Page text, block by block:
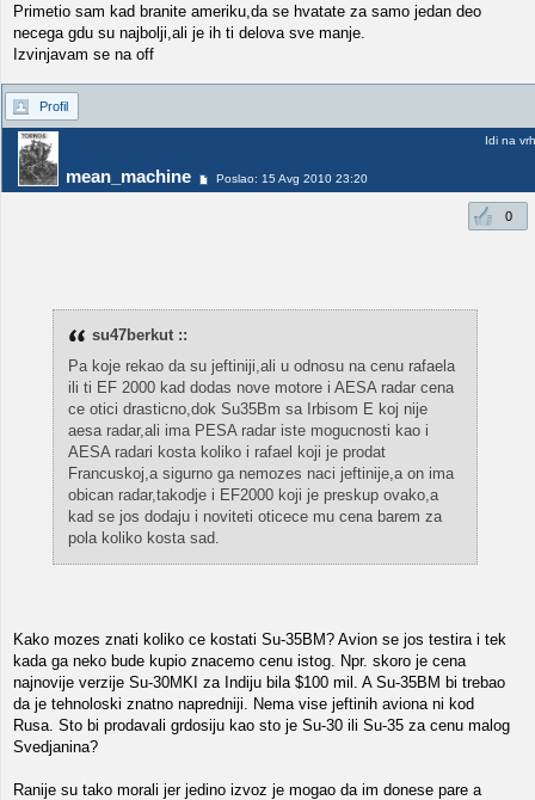
Primetio sam kad branite ameriku,da se hvatate za samo jedan deo
necega gdu su najbolji,ali je ih ti delova sve manje.
Izvinjavam se na off
Profil
mean_machine Poslao: 15 Avg 2010 23:20
Idi na vrh
0
su47berkut ::
Pa koje rekao da su jeftiniji,ali u odnosu na cenu rafaela
ili ti EF 2000 kad dodas nove motore i AESA radar cena
ce otici drasticno,dok Su35Bm sa Irbisom E koj nije
aesa radar,ali ima PESA radar iste mogucnosti kao i
AESA radari kosta koliko i rafael koji je prodat
Francuskoj,a sigurno ga nemozes naci jeftinije,a on ima
obican radar,takodje i EF2000 koji je preskup ovako,a
kad se jos dodaju i noviteti oticece mu cena barem za
pola koliko kosta sad.
Kako mozes znati koliko ce kostati Su-35BM? Avion se jos testira i tek
kada ga neko bude kupio znacemo cenu istog. Npr. skoro je cena
najnovije verzije Su-30MKI za Indiju bila $100 mil. A Su-35BM bi trebao
da je tehnoloski znatno napredniji. Nema vise jeftinih aviona ni kod
Rusa. Sto bi prodavali grdosiju kao sto je Su-30 ili Su-35 za cenu malog
Svedjanina?
Ranije su tako morali jer jedino izvoz je mogao da im donese pare a